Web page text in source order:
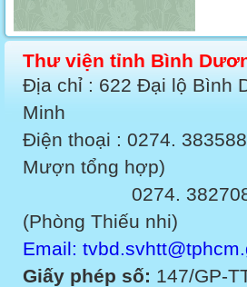
Thư viện tỉnh Bình
Địa chỉ : 622 Đại lộ Bình
Minh
Điện thoại : 0274.
Mượn tổng hợp)
0274. 3827080
(Phòng Thiếu nhi)
Email:
Giấy phép số: 147/GP-